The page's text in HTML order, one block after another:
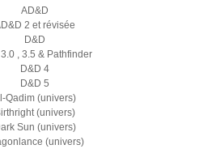
AD&D
2 et révisée
D&D
, 3.5 & Pathfinder
D&D 4
D&D 5
Qadim (univers)
(univers)
Sun (univers)
(univers)